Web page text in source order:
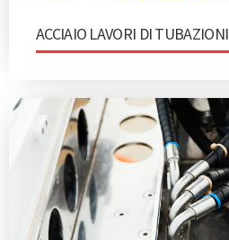
ACCIAIO LAVORI DI TUBAZIONI